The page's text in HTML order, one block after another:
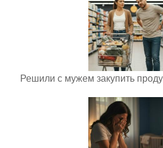
Решили с мужем закупить